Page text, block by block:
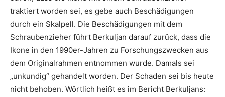
traktiert worden sei, es gebe auch Beschädigungen
durch ein Skalpell. Die Beschädigungen mit dem
Schraubenzieher führt Berkuljan darauf zurück, dass die
Ikone in den 1990er-Jahren zu Forschungszwecken aus
dem Originalrahmen entnommen wurde. Damals sei
„unkundig“ gehandelt worden. Der Schaden sei bis heute
nicht behoben. Wörtlich heißt es im Bericht Berkuljans: